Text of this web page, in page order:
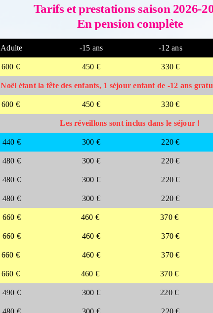
Tarifs et prestations saison 2026-
En pension complète
Adulte -15 ans -12 ans
600 € 450 € 330 €
Noël étant la fête des enfants, 1 séjour enfant de -12 ans
600 € 450 € 330 €
Les réveillons sont inclus dans le séjour !
440 € 300 € 220 €
480 € 300 € 220 €
480 € 300 € 220 €
480 € 300 € 220 €
660 € 460 € 370 €
660 € 460 € 370 €
660 € 460 € 370 €
660 € 460 € 370 €
490 € 300 € 220 €
480 € 300 € 220 €